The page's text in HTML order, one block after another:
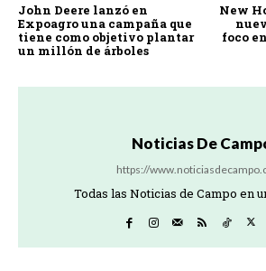
John Deere lanzó en
Expoagro una campaña que
tiene como objetivo plantar
un millón de árboles
New
foco
Noticias De
https://
Todas las Noticias de Campo en